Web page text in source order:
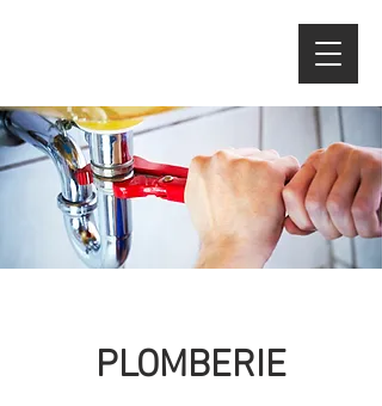
PLOMBERIE